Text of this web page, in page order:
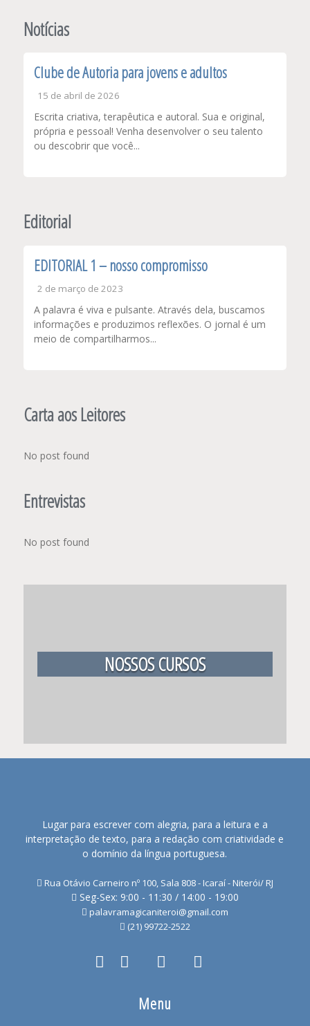
Post
Notícias
Clube de Autoria para jovens e adultos
15 de abril de 2026
Escrita criativa, terapêutica e autoral. Sua e original,
própria e pessoal! Venha desenvolver o seu talento
ou descobrir que você...
Editorial
EDITORIAL 1 – nosso compromisso
2 de março de 2023
A palavra é viva e pulsante. Através dela, buscamos
informações e produzimos reflexões. O jornal é um
meio de compartilharmos...
Carta aos Leitores
No post found
Entrevistas
No post found
NOSSOS CURSOS
Lugar para escrever com alegria, para a leitura e a
interpretação de texto, para a redação com criatividade e
o domínio da língua portuguesa.
Rua Otávio Carneiro nº 100, Sala 808 - Icaraí - Niterói/ RJ
Seg-Sex: 9:00 - 11:30 / 14:00 - 19:00
palavramagicaniteroi@gmail.com
(21) 99722-2522
Menu